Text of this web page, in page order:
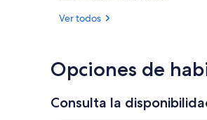
Ver todos
Opciones de
Consulta la